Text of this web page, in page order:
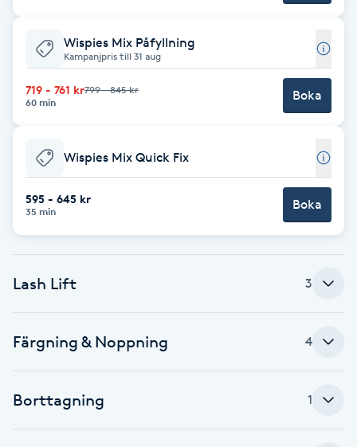
Katun fransar
Keratinbehandling
Kinesiologi
Kiropraktik
Klangmassage
Klippning & Slingor
Wispies Mix Påfyllning
Kampanjpris till 31 aug
719 - 761 kr799 - 845 kr
60 min
Boka
Wispies Mix Quick Fix
595 - 645 kr
35 min Boka
Lash Lift 3
Färgning & Noppning 4
Borttagning 1